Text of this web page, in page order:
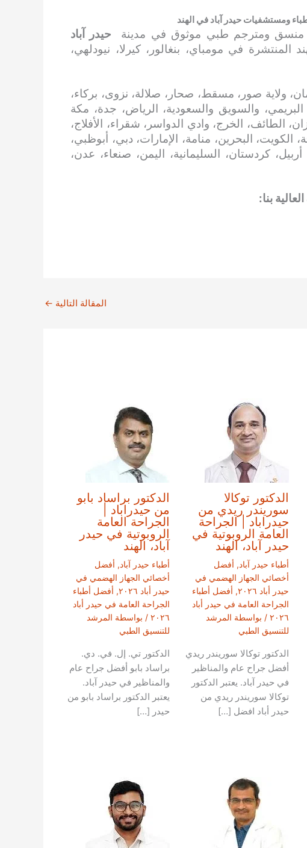
ومستشفيات حيدر آباد في الهند
منسق ومترجم طبي موثوق في مدينة
حيدر آباد
في مومباي، بنغالور، كيرلا، نيودلهي،
ولاية صور، مسقط، صحار، صلالة، نزوى، بركاء،
والسويق والسعودية، الرياض، جدة، مكة
الطائف، الخرج، وادي الدواسر، شقراء، الأفلاج،
الكويت، البحرين، منامة، الإمارات، دبي، أبوظبي،
أربيل، كردستان، السليمانية، اليمن، صنعاء، عدن،
بنا:
المقالة التالية ←
الدكتور توكالا
سوريندر ريدي من
حيدراباد | الجراحة
العامة الروبوتية في
حيدر آباد، الهند
أطباء حيدر آباد, أفضل
أخصائي الجهاز الهضمي في
حيدر أباد ٢٠٢٦
, أفضل أطباء
الجراحة العامة في حيدر أباد
٢٠٢٦ / بواسطة المرشد
للتنسيق الطبي
الدكتور توكالا سوريندر ريدي
أفضل جراح عام والمناظير
في حيدر آباد. يعتبر الدكتور
توكالا سوريندر ريدي من
حيدر أباد افضل […]
الدكتور براساد بابو
من حيدراباد |
الجراحة العامة
الروبوتية في حيدر
آباد، الهند
أطباء حيدر آباد, أفضل
أخصائي الجهاز الهضمي في
حيدر أباد ٢٠٢٦
, أفضل أطباء
الجراحة العامة في حيدر أباد
٢٠٢٦ / بواسطة المرشد
للتنسيق الطبي
الدكتور تي. إل. في. دي.
براساد بابو أفضل جراح عام
والمناظير في حيدر آباد.
يعتبر الدكتور براساد بابو من
حيدر […]